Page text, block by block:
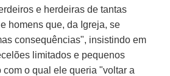
e herdeiras de tantas
homens que, da Igreja, se
consequências", insistindo em
limitados e pequenos
com o qual ele queria "voltar a